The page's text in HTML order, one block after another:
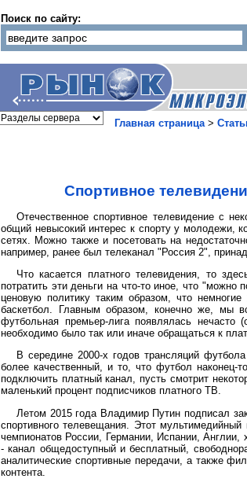
Поиск по сайту:
Главная страница>
Спортивное
Отечественное спортивное телевидение с
общий невысокий интерес к спорту у молодежи,
сетях. Можно также и посетовать на
например, ранее был телеканал "Россия 2",
Что касается платного телевидения, то
потратить эти деньги на что-то иное, что
ценовую политику таким образом, что
баскетбол. Главным образом, конечно же, мы
футбольная премьер-лига появлялась
необходимо было так или иначе обращаться к
В середине 2000-х годов трансляций
более качественный, и то, что футбол
подключить платный канал, пусть смотрит
маленький процент подписчиков платного ТВ.
Летом 2015 года Владимир Путин подписал
спортивного телевещания. Этот
чемпионатов России, Германии, Испании,
- канал общедоступный и бесплатный,
аналитические спортивные передачи, а также
контента.